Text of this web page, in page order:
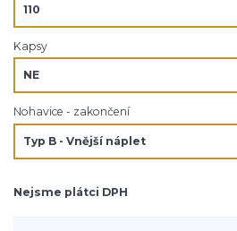
Kapsy
Nohavice - zakončení
Nejsme plátci DPH